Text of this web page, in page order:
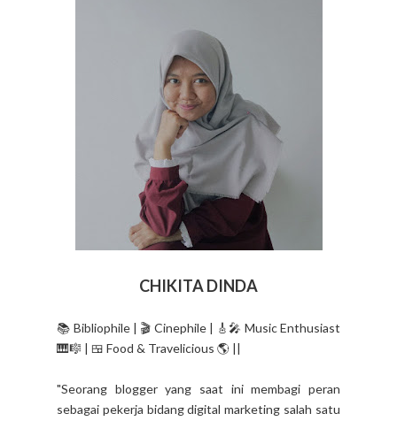
CHIKITA DINDA
📚 Bibliophile | 🎬 Cinephile | 🎸🎤 Music Enthusiast
🎹🎼 | 🍱 Food & Travelicious 🌎 ||
"Seorang blogger yang saat ini membagi peran
sebagai pekerja bidang digital marketing salah satu